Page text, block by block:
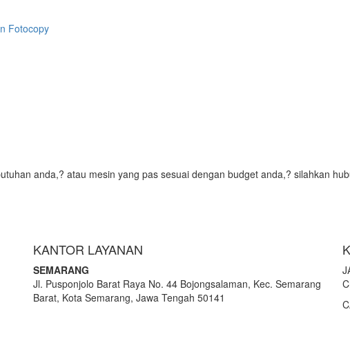
Fotocopy
anda,? atau mesin yang pas sesuai dengan budget anda,? silahkan
KANTOR LAYANAN
SEMARANG
Jl. Pusponjolo Barat Raya No. 44 Bojongsalaman, Kec. Semarang
Barat, Kota Semarang, Jawa Tengah 50141